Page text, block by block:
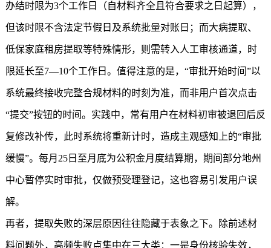
办结时限为3个工作日（自材料齐全且符合要求之日起算），
但该时限不含法定节假日及系统批量对账日；而大病提取、
低保家庭租房提取等特殊情形，则需转入人工审核通道，时
限延长至7—10个工作日。值得注意的是，“审批开始时间”以
系统最终接收完整合规材料的时刻为准，而非用户首次点击
“提交”按钮的时间。实践中，常有用户在材料初审被退回后反
复修改补传，此时系统将重新计时，造成主观感知上的“审批
缓慢”。每月25日至月底为公积金月度结算期，期间部分地州
中心暂停实时审批，仅做预受理登记，这也容易引发用户误
解。
再者，提取失败的深层原因往往隐藏于表象之下。除前述材
料问题外，高频失败点集中在三大类：一是身份核验失效，